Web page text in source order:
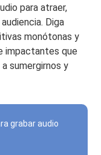
para atraer,
Diga
monótonas y
impactantes que
a sumergirnos y
grabar audio